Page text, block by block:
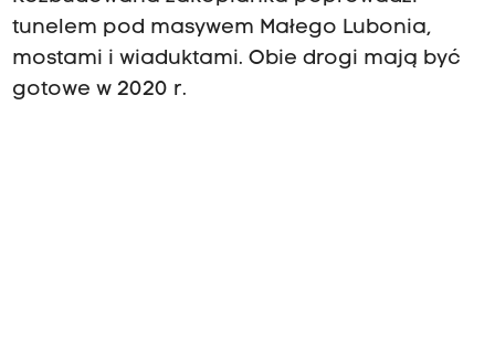
tunelem pod masywem Małego Lubonia,
mostami i wiaduktami. Obie drogi mają być
gotowe w 2020 r.